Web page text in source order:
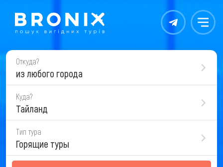
Контакты Меню
Откуда?
из любого города
Куда?
Тайланд
Тип тура
Горящие туры